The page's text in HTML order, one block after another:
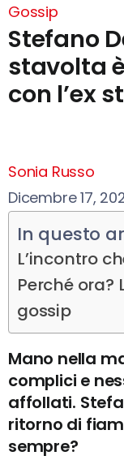
Gossip
Stefano
stavolta
con l’ex
Sonia Russo
Dicembre 17,
In questo
L’incontro
Perché ora?
gossip
Mano nella
complici e
affollati.
ritorno di
sempre?